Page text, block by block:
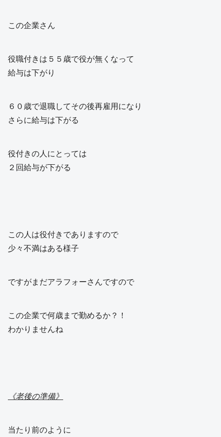
この企業さん
役職付きは５５歳で役が無くなって
給与は下がり
６０歳で退職してその後再雇用になり
さらに給与は下がる
役付きの人にとっては
２回給与が下がる
この人は役付きでありますので
少々不満はある様子
ですがまだアラフォーさんですので
この企業で何歳まで勤めるか？！
わかりませんね
《老後の準備》
当たり前のように